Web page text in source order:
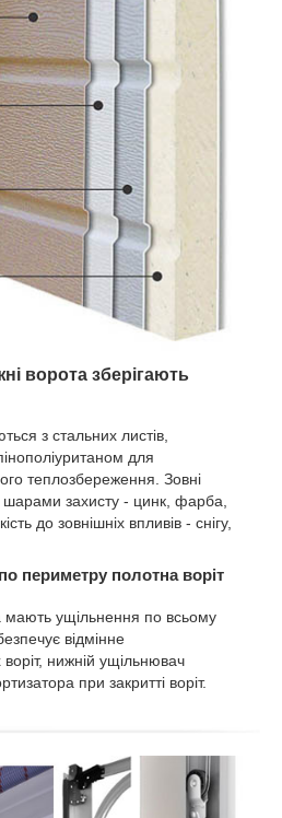
ворота зберігають
з стальних листів,
для
теплозбереження. Зовні
шарами захисту - цинк, фарба,
до зовнішніх впливів - снігу,
периметру полотна воріт
мають ущільнення по всьому
відмінне
нижній ущільнювач
при закритті воріт.